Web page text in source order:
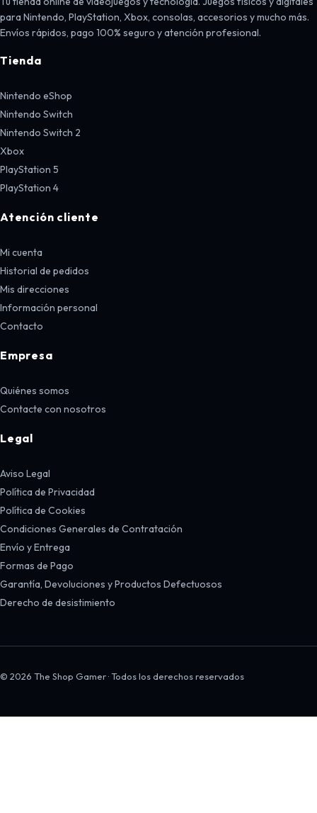
para Nintendo, PlayStation, Xbox, consolas, accesorios y mucho más.
Envíos rápidos, pago 100% seguro y atención profesional.
Tienda
Nintendo eShop
Nintendo Switch
Nintendo Switch 2
Xbox
PlayStation 5
PlayStation 4
Atención cliente
Mi cuenta
Historial de pedidos
Mis direcciones
Información personal
Contacto
Empresa
Quiénes somos
Contacte con nosotros
Legal
Aviso Legal
Política de Privacidad
Política de Cookies
Condiciones Generales de Contratación
Envío y Entrega
Formas de Pago
Garantía, Devoluciones y Productos Defectuosos
Derecho de desistimiento
© 2026 The Shop Gamer · Todos los derechos reservados